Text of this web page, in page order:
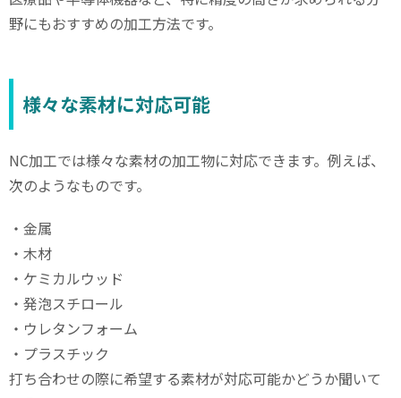
野にもおすすめの加工方法です。
様々な素材に対応可能
NC加工では様々な素材の加工物に対応できます。例えば、
次のようなものです。
・金属
・木材
・ケミカルウッド
・発泡スチロール
・ウレタンフォーム
・プラスチック
打ち合わせの際に希望する素材が対応可能かどうか聞いて